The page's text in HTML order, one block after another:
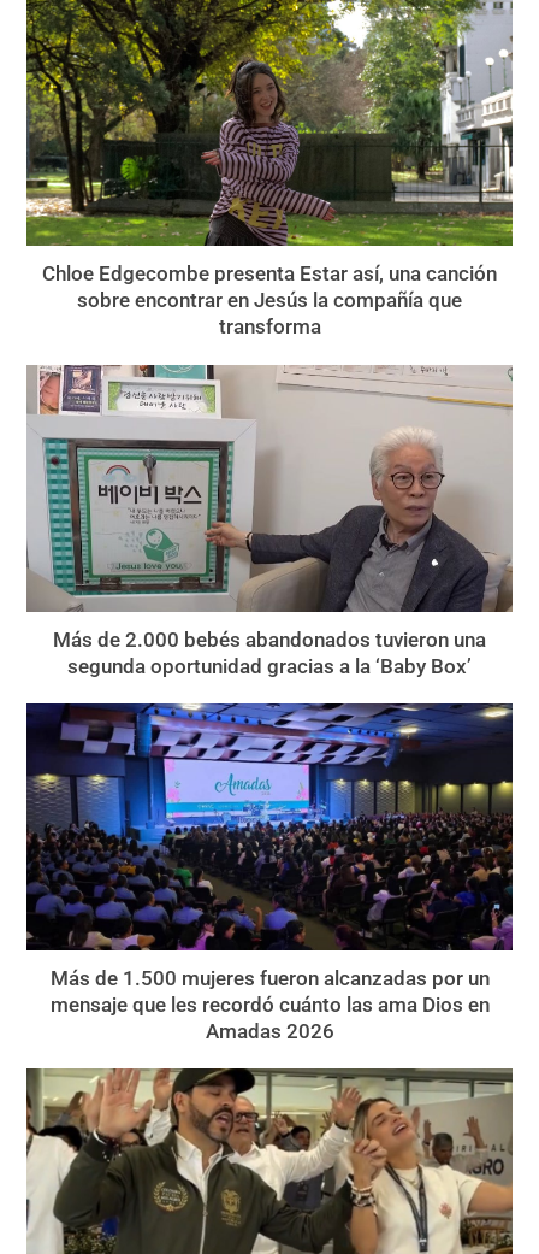
Chloe Edgecombe presenta Estar así, una canción
sobre encontrar en Jesús la compañía que
transforma
Más de 2.000 bebés abandonados tuvieron una
segunda oportunidad gracias a la ‘Baby Box’
Más de 1.500 mujeres fueron alcanzadas por un
mensaje que les recordó cuánto las ama Dios en
Amadas 2026